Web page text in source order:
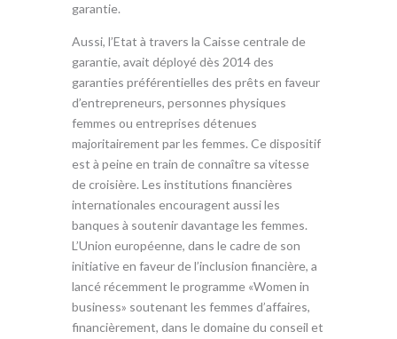
garantie.
Aussi, l’Etat à travers la Caisse centrale de
garantie, avait déployé dès 2014 des
garanties préférentielles des prêts en faveur
d’entrepreneurs, personnes physiques
femmes ou entreprises détenues
majoritairement par les femmes. Ce dispositif
est à peine en train de connaître sa vitesse
de croisière. Les institutions financières
internationales encouragent aussi les
banques à soutenir davantage les femmes.
L’Union européenne, dans le cadre de son
initiative en faveur de l’inclusion financière, a
lancé récemment le programme «Women in
business» soutenant les femmes d’affaires,
financièrement, dans le domaine du conseil et